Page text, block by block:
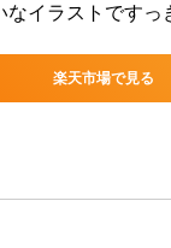
イラストですっ
楽天市場で見る